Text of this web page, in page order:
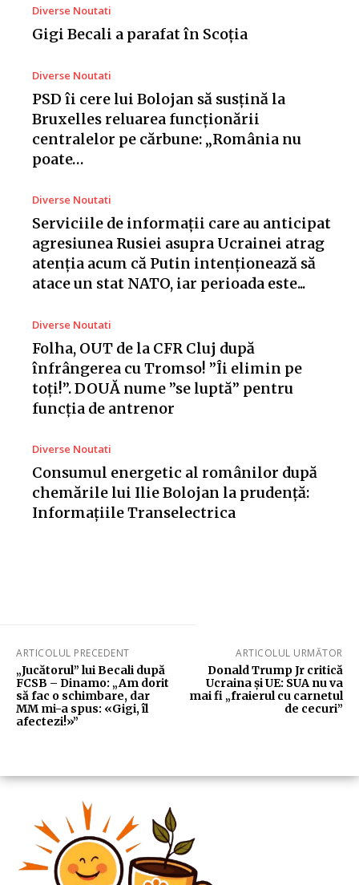
Diverse Noutati
Gigi Becali a parafat în Scoția
Diverse Noutati
PSD îi cere lui Bolojan să susțină la
Bruxelles reluarea funcționării
centralelor pe cărbune: „România nu
poate…
Diverse Noutati
Serviciile de informații care au anticipat
agresiunea Rusiei asupra Ucrainei atrag
atenția acum că Putin intenționează să
atace un stat NATO, iar perioada este...
Diverse Noutati
Folha, OUT de la CFR Cluj după
înfrângerea cu Tromso! ”Îi elimin pe
toți!”. DOUĂ nume ”se luptă” pentru
funcția de antrenor
Diverse Noutati
Consumul energetic al românilor după
chemările lui Ilie Bolojan la prudență:
Informațiile Transelectrica
ARTICOLUL PRECEDENT
„Jucătorul” lui Becali după
FCSB – Dinamo: „Am dorit
să fac o schimbare, dar
MM mi-a spus: «Gigi, îl
afectezi!»”
ARTICOLUL URMĂTOR
Donald Trump Jr critică
Ucraina și UE: SUA nu va
mai fi „fraierul cu carnetul
de cecuri”